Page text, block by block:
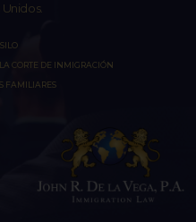
CORTE DE INMIGRACIÓN
FAMILIARES